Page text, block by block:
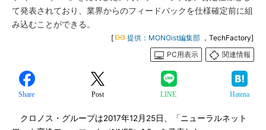
て発表されており、業界からのフィードバックを仕様確定前に組
み込むことができる。
[ 提供：MONOist編集部 ，TechFactory]
PC用表示
関連情報
Share Post LINE Hatena
クロノス・グループは2017年12月25日、「ニューラルネット